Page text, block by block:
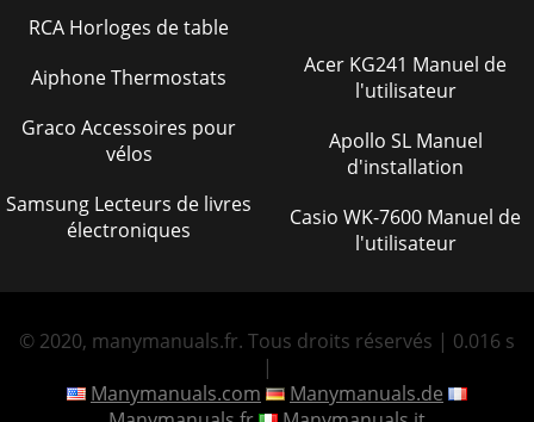
RCA Horloges de table
Aiphone Thermostats
Graco Accessoires pour
vélos
Samsung Lecteurs de livres
électroniques
Acer KG241 Manuel de
l'utilisateur
Apollo SL Manuel
d'installation
Casio WK-7600 Manuel de
l'utilisateur
© 2020, manymanuals.fr. Tous droits réservés | 0.016 s
|
Manymanuals.com
Manymanuals.de